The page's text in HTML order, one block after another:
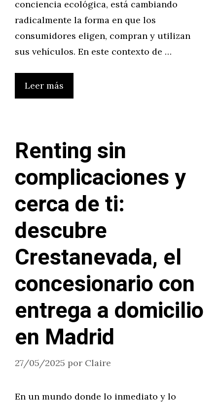
conciencia ecológica, está cambiando
radicalmente la forma en que los
consumidores eligen, compran y utilizan
sus vehículos. En este contexto de …
Leer más
Renting sin
complicaciones y
cerca de ti:
descubre
Crestanevada, el
concesionario con
entrega a domicilio
en Madrid
27/05/2025 por Claire
En un mundo donde lo inmediato y lo